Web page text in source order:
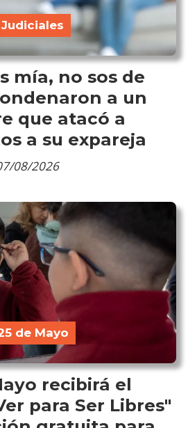
mía, no sos de
a un
que atacó a
a su expareja
Judiciales
08/2026
recibirá el
para Ser Libres"
de Mayo